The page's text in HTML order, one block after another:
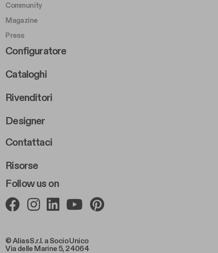
© Alias S.r.l. a Socio Unico
Via delle Marine 5, 24064
Follow us on
Community
Magazine
Press
Footer Right Middle B
Configuratore
Cataloghi
Rivenditori
Designer
Footer Right 2
Contattaci
Risorse